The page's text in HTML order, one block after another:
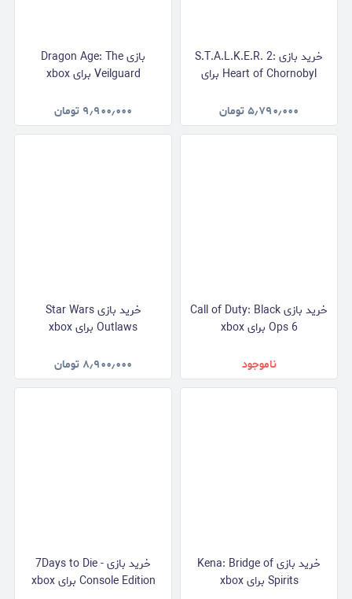
خرید بازی S.T.A.L.K.E.R. 2:
Heart of Chornobyl برای
۵٫۷۹۰٫۰۰۰تومان
بازی Dragon Age: The
Veilguard برای xbox
۹٫۹۰۰٫۰۰۰ تومان
خرید بازی Call of Duty: Black
Ops 6 برای xbox
ناموجود
خرید بازی Star Wars
Outlaws برای xbox
۸٫۹۰۰٫۰۰۰ تومان
خرید بازی Kena: Bridge of
Spirits برای xbox
خرید بازی 7Days to Die -
Console Edition برای xbox